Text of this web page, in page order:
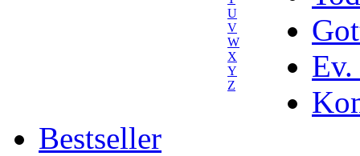
U
V
W
X
Y
Z
Ev.
Bestseller